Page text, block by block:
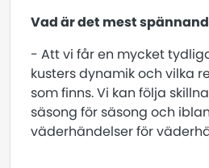
Vad är det mest
- Att vi får en mycket
kusters dynamik och vilka
som finns. Vi kan följa
säsong för säsong och
väderhändelser för